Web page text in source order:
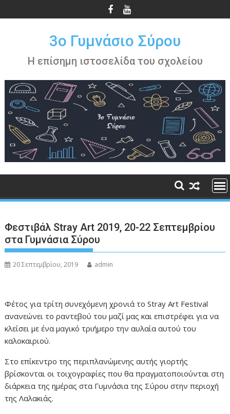
στο
3ο Γυμνάσιο Σύρου
Η επίσημη ιστοσελίδα του σχολείου
Φεστιβάλ Stray Art 2019, 20-22 Σεπτεμβρίου
στα Γυμνάσια Σύρου
20 Σεπτεμβρίου, 2019 admin
Φέτος για τρίτη συνεχόμενη χρονιά το Stray Art Festival
ανανεώνει το ραντεβού του μαζί μας και επιστρέφει για να
κλείσει με ένα μαγικό τριήμερο την αυλαία αυτού του
καλοκαιριού.
Στο επίκεντρο της περιπλανώμενης αυτής γιορτής
βρίσκονται οι τοιχογραφίες που θα πραγματοποιούνται στη
διάρκεια της ημέρας στα Γυμνάσια της Σύρου στην περιοχή
της Λαλακιάς.